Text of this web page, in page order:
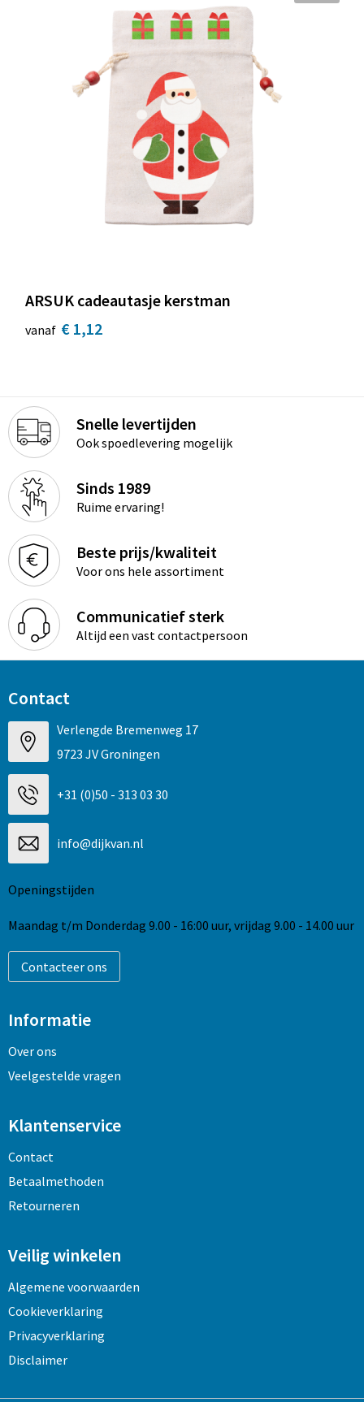
ARSUK cadeautasje kerstman
vanaf € 1,12
Snelle levertijden
Ook spoedlevering mogelijk
Sinds 1989
Ruime ervaring!
Beste prijs/kwaliteit
Voor ons hele assortiment
Communicatief sterk
Altijd een vast contactpersoon
Contact
Verlengde Bremenweg 17
9723 JV Groningen
+31 (0)50 - 313 03 30
info@dijkvan.nl
Openingstijden
Maandag t/m Donderdag 9.00 - 16:00 uur, vrijdag 9.00 - 14.00 uur
Contacteer ons
Informatie
Over ons
Veelgestelde vragen
Klantenservice
Contact
Betaalmethoden
Retourneren
Veilig winkelen
Algemene voorwaarden
Cookieverklaring
Privacyverklaring
Disclaimer